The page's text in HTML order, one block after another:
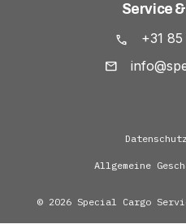
Service
+31
Allgemeine
© 2026 Special Cargo